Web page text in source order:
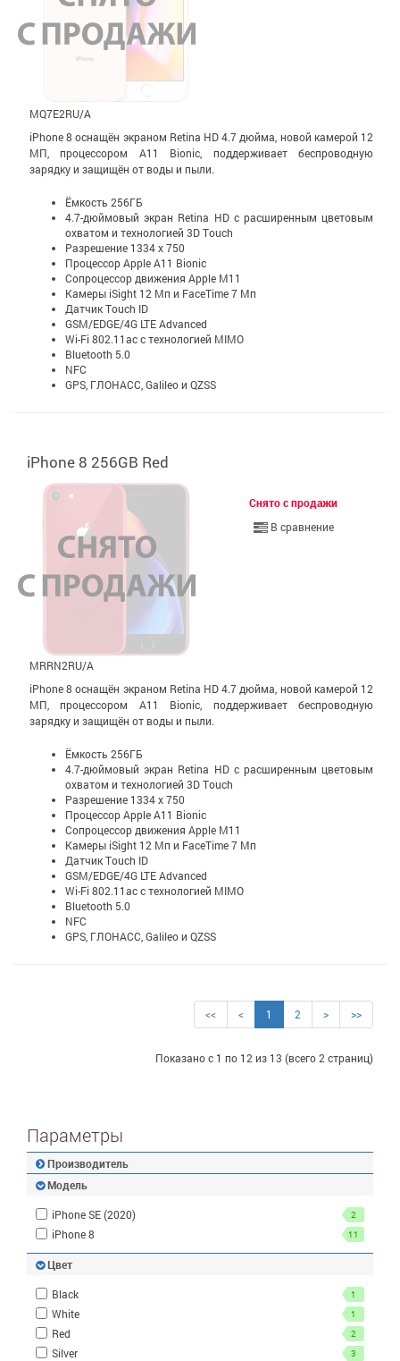
MQ7E2RU/A
iPhone 8 оснащён экраном Retina HD 4.7 дюйма, новой камерой 12
МП, процессором A11 Bionic, поддерживает беспроводную
зарядку и защищён от воды и пыли.
Ёмкость 256ГБ
4.7-дюймовый экран Retina HD c расширенным цветовым
охватом и технологией 3D Touch
Разрешение 1334 x 750
Процессор Apple A11 Bionic
Сопроцессор движения Apple М11
Камеры iSight 12 Мп и FaceTime 7 Мп
Датчик Touch ID
GSM/EDGE/4G LTE Advanced
Wi-Fi 802.11ac с технологией MIMO
Bluetooth 5.0
NFC
GPS, ГЛОНАСС, Galileo и QZSS
iPhone 8 256GB Red
Снято с продажи
В сравнение
MRRN2RU/A
iPhone 8 оснащён экраном Retina HD 4.7 дюйма, новой камерой 12
МП, процессором A11 Bionic, поддерживает беспроводную
зарядку и защищён от воды и пыли.
Ёмкость 256ГБ
4.7-дюймовый экран Retina HD c расширенным цветовым
охватом и технологией 3D Touch
Разрешение 1334 x 750
Процессор Apple A11 Bionic
Сопроцессор движения Apple М11
Камеры iSight 12 Мп и FaceTime 7 Мп
Датчик Touch ID
GSM/EDGE/4G LTE Advanced
Wi-Fi 802.11ac с технологией MIMO
Bluetooth 5.0
NFC
GPS, ГЛОНАСС, Galileo и QZSS
<< < 1 2 > >>
Показано с 1 по 12 из 13 (всего 2 страниц)
Параметры
Производитель
Модель
iPhone SE (2020) 2
iPhone 8 11
Цвет
Black 1
White 1
Red 2
Silver 3